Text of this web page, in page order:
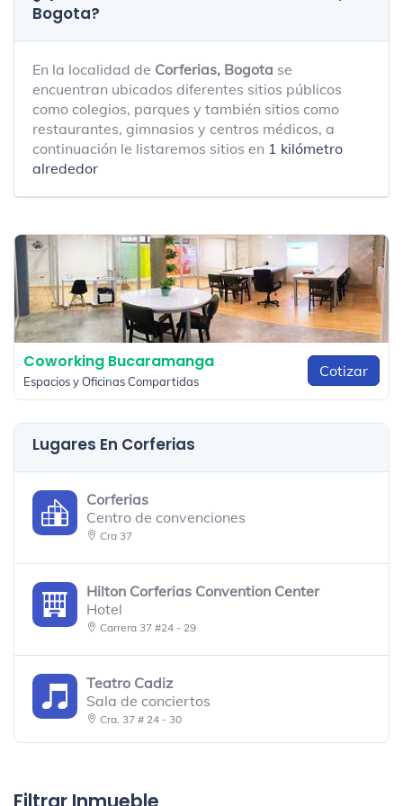
Bogota?
En la localidad de Corferias, Bogota se
encuentran ubicados diferentes sitios públicos
como colegios, parques y también sitios como
restaurantes, gimnasios y centros médicos, a
continuación le listaremos sitios en 1 kilómetro
alrededor
Coworking Bucaramanga
Espacios y Oficinas Compartidas
Cotizar
Lugares En Corferias
Corferias
Centro de convenciones
Cra 37
Hilton Corferias Convention Center
Hotel
Carrera 37 #24 - 29
Teatro Cadiz
Sala de conciertos
Cra. 37 # 24 - 30
Centro de convenciones
Filtrar Inmueble